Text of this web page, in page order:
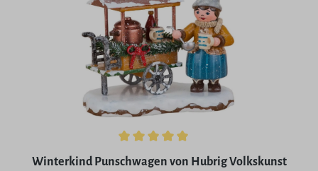
Durchschnittliche Bewertung von 5 von 5 Sternen
Winterkind Punschwagen von Hubrig Volkskunst